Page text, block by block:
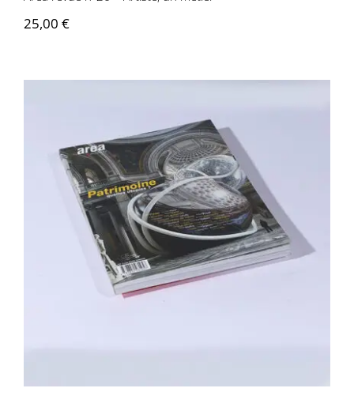
25,00 €
Area revue n°25 – Patrimoines, quelles
utopies?